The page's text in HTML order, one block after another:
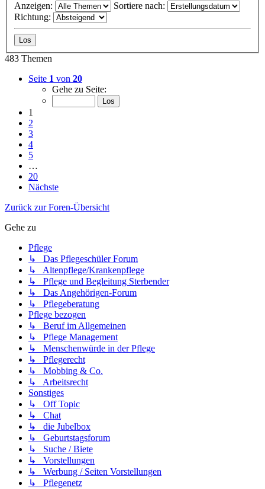
Anzeigen:
Sortiere nach:
Richtung:
483 Themen
Seite 1 von 20
Gehe zu Seite:
1
2
3
4
5
…
20
Nächste
Zurück zur Foren-Übersicht
Gehe zu
Pflege
↳ Das Pflegeschüler Forum
↳ Altenpflege/Krankenpflege
↳ Pflege und Begleitung Sterbender
↳ Das Angehörigen-Forum
↳ Pflegeberatung
Pflege bezogen
↳ Beruf im Allgemeinen
↳ Pflege Management
↳ Menschenwürde in der Pflege
↳ Pflegerecht
↳ Mobbing & Co.
↳ Arbeitsrecht
Sonstiges
↳ Off Topic
↳ Chat
↳ die Jubelbox
↳ Geburtstagsforum
↳ Suche / Biete
↳ Vorstellungen
↳ Werbung / Seiten Vorstellungen
↳ Pflegenetz